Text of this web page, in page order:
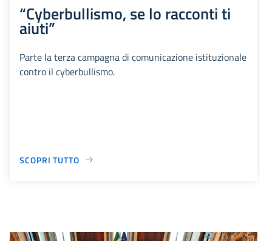
“Cyberbullismo, se lo racconti ti
aiuti”
Parte la terza campagna di comunicazione istituzionale
contro il cyberbullismo.
SCOPRI TUTTO